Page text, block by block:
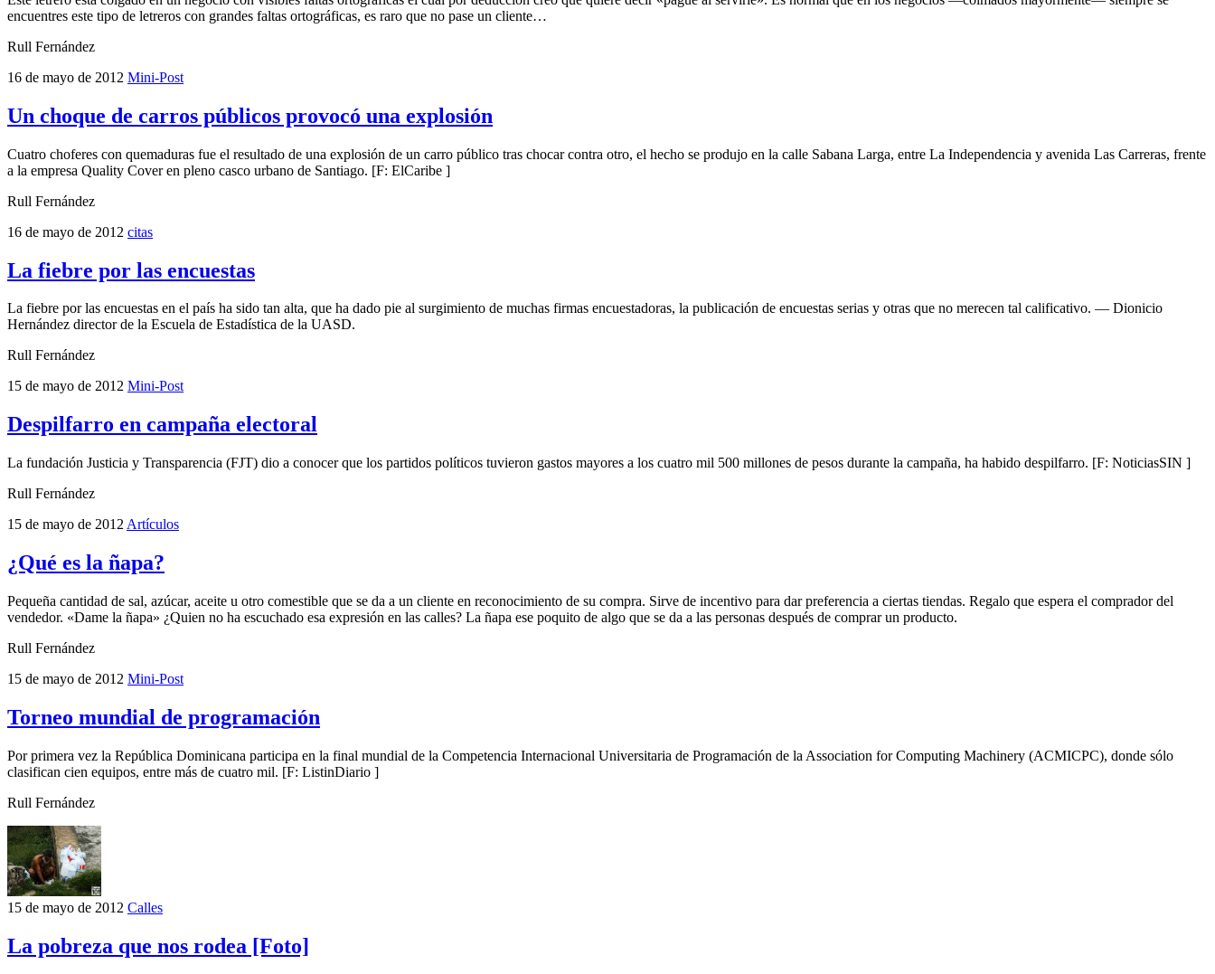
encuentres este tipo de letreros con grandes faltas ortográficas, es raro que no pase un cliente…
Rull Fernández
16 de mayo de 2012 Mini-Post
Un choque de carros públicos provocó una explosión
Cuatro choferes con quemaduras fue el resultado de una explosión de un carro público tras chocar contra otro, el hecho se produjo en la calle Sabana Larga, entre La Independencia y avenida Las Carreras, frente
a la empresa Quality Cover en pleno casco urbano de Santiago. [F: ElCaribe ]
Rull Fernández
16 de mayo de 2012 citas
La fiebre por las encuestas
La fiebre por las encuestas en el país ha sido tan alta, que ha dado pie al surgimiento de muchas firmas encuestadoras, la publicación de encuestas serias y otras que no merecen tal calificativo. — Dionicio
Hernández director de la Escuela de Estadística de la UASD.
Rull Fernández
15 de mayo de 2012 Mini-Post
Despilfarro en campaña electoral
La fundación Justicia y Transparencia (FJT) dio a conocer que los partidos políticos tuvieron gastos mayores a los cuatro mil 500 millones de pesos durante la campaña, ha habido despilfarro. [F: NoticiasSIN ]
Rull Fernández
15 de mayo de 2012 Artículos
¿Qué es la ñapa?
Pequeña cantidad de sal, azúcar, aceite u otro comestible que se da a un cliente en reconocimiento de su compra. Sirve de incentivo para dar preferencia a ciertas tiendas. Regalo que espera el comprador del
vendedor. «Dame la ñapa» ¿Quien no ha escuchado esa expresión en las calles? La ñapa ese poquito de algo que se da a las personas después de comprar un producto.
Rull Fernández
15 de mayo de 2012 Mini-Post
Torneo mundial de programación
Por primera vez la República Dominicana participa en la final mundial de la Competencia Internacional Universitaria de Programación de la Association for Computing Machinery (ACMICPC), donde sólo
clasifican cien equipos, entre más de cuatro mil. [F: ListinDiario ]
Rull Fernández
15 de mayo de 2012 Calles
La pobreza que nos rodea [Foto]